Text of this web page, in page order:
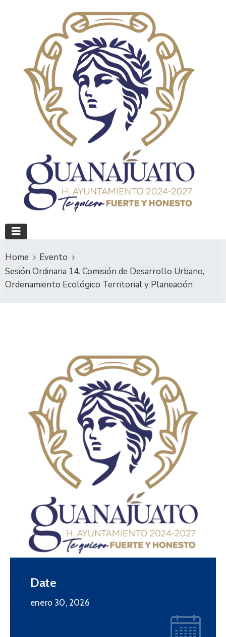
Home
Evento
Sesión Ordinaria 14. Comisión de Desarrollo Urbano,
Ordenamiento Ecológico Territorial y Planeación
Date
enero 30, 2026